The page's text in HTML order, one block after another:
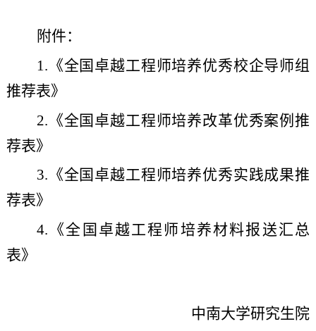
附件：
1.《全国卓越工程师培养优秀校企导师组
推荐表》
2.《全国卓越工程师培养改革优秀案例推
荐表》
3.《全国卓越工程师培养优秀实践成果推
荐表》
4.《全国卓越工程师培养材料报送汇总
表》
中南大学研究生院